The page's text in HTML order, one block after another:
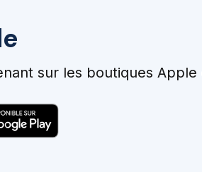
sur les boutiques Apple